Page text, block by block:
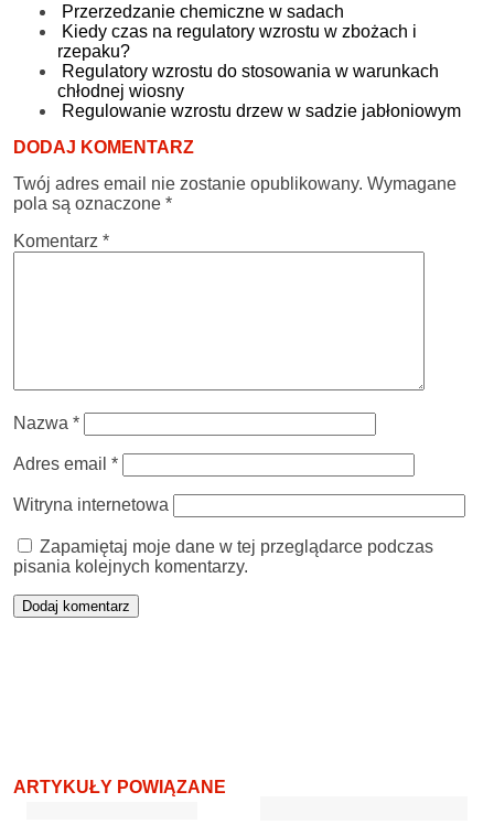
Przerzedzanie chemiczne w sadach
Kiedy czas na regulatory wzrostu w zbożach i
rzepaku?
Regulatory wzrostu do stosowania w warunkach
chłodnej wiosny
Regulowanie wzrostu drzew w sadzie jabłoniowym
DODAJ KOMENTARZ
Twój adres email nie zostanie opublikowany. Wymagane
pola są oznaczone *
Komentarz *
Nazwa *
Adres email *
Witryna internetowa
Zapamiętaj moje dane w tej przeglądarce podczas
pisania kolejnych komentarzy.
ARTYKUŁY POWIĄZANE